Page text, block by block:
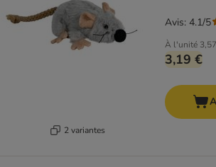
2 variantes
À l'unité
3,19 €
Avis: 4.1/5